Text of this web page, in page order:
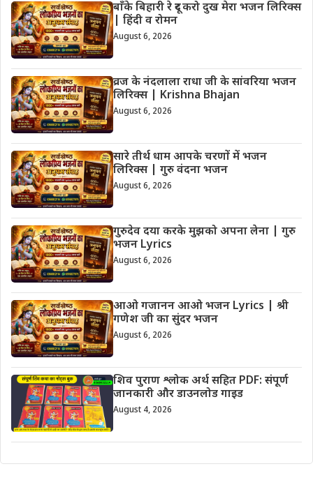
बाँके बिहारी रे दूर करो दुख मेरा भजन लिरिक्स
| हिंदी व रोमन
August 6, 2026
व्रज के नंदलाला राधा जी के सांवरिया भजन
लिरिक्स | Krishna Bhajan
August 6, 2026
सारे तीर्थ धाम आपके चरणों में भजन
लिरिक्स | गुरु वंदना भजन
August 6, 2026
गुरुदेव दया करके मुझको अपना लेना | गुरु
भजन Lyrics
August 6, 2026
आओ गजानन आओ भजन Lyrics | श्री
गणेश जी का सुंदर भजन
August 6, 2026
शिव पुराण श्लोक अर्थ सहित PDF: संपूर्ण
जानकारी और डाउनलोड गाइड
August 4, 2026